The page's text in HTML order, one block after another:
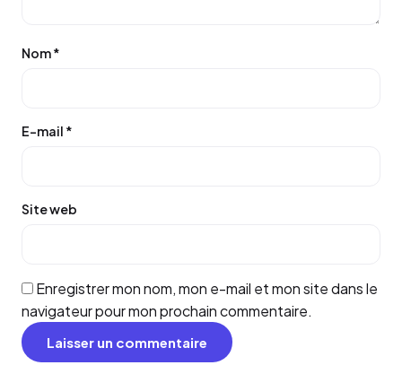
Nom*
E-mail *
Site web
Enregistrer mon nom, mon e-mail et mon site dans le
navigateur pour mon prochain commentaire.